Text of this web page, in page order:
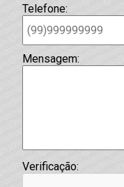
Telefone:
Mensagem:
Verificação: